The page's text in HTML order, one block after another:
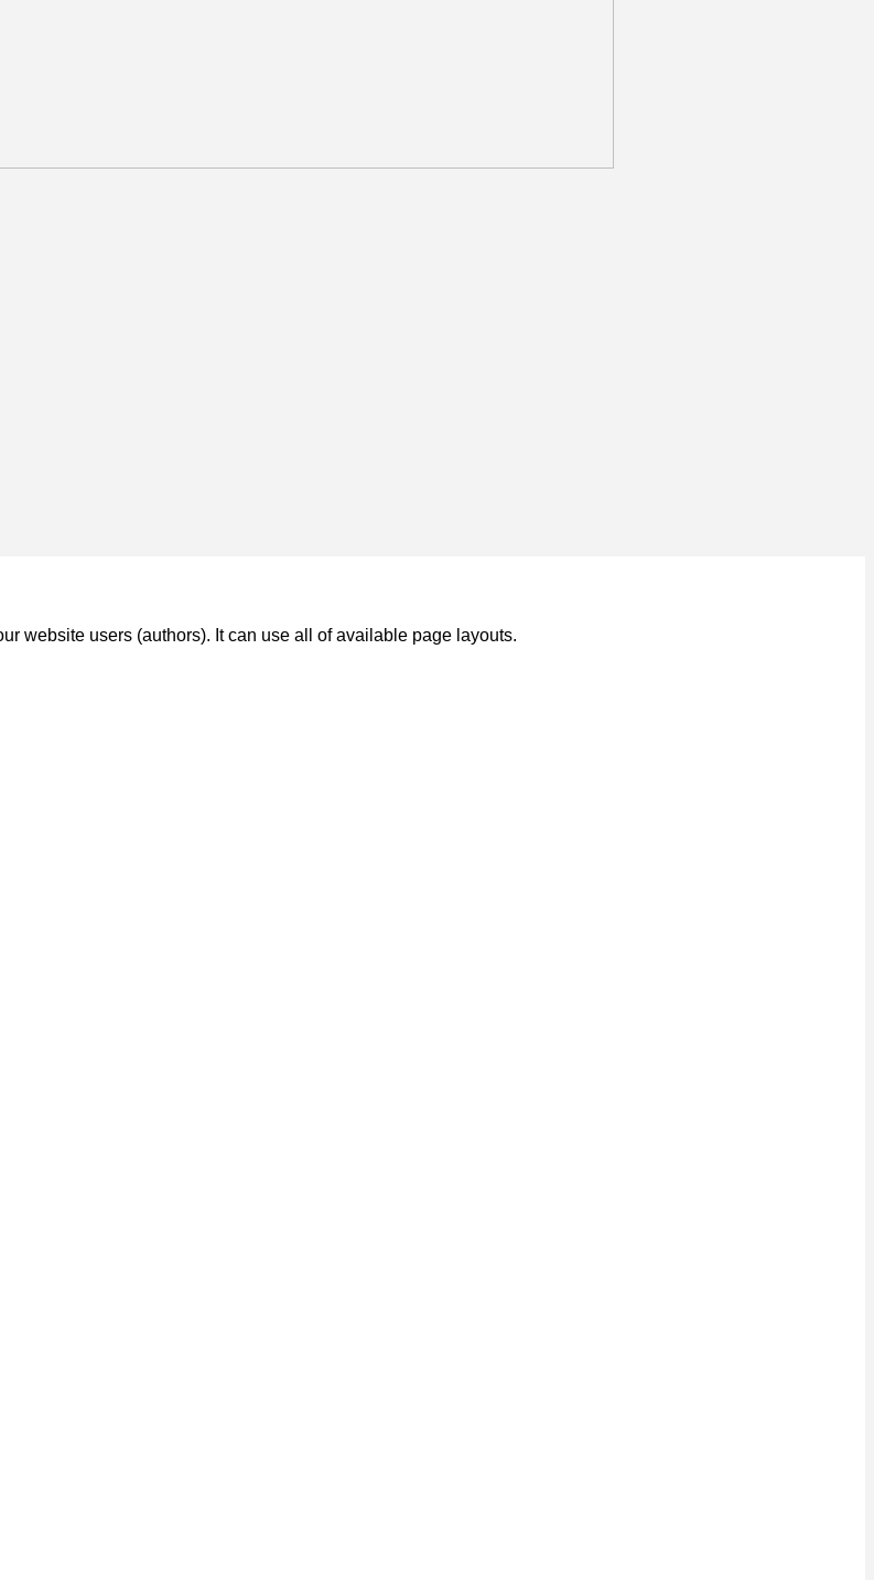
website users (authors). It can use all of available page layouts.